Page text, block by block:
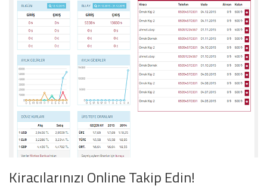
Kiracılarınızı Online Takip Edin!